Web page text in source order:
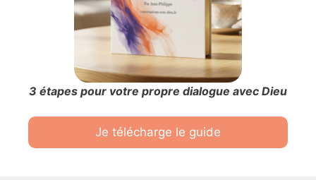
3 étapes pour votre propre dialogue avec Dieu
Je télécharge le guide